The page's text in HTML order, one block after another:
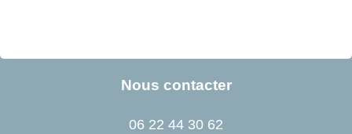
Nous contacter
06 22 44 30 62